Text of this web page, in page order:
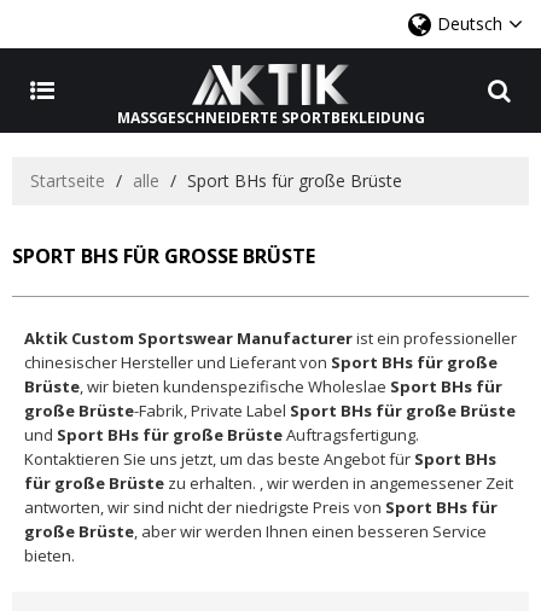
Deutsch
MASSGESCHNEIDERTE SPORTBEKLEIDUNG
Startseite / alle / Sport BHs für große Brüste
SPORT BHS FÜR GROSSE BRÜSTE
Aktik Custom Sportswear Manufacturerist ein professioneller
chinesischer Hersteller und Lieferant von Sport BHs für große
Brüste, wir bieten kundenspezifische Wholeslae Sport BHs für
große Brüste-Fabrik, Private Label Sport BHs für große Brüste
und Sport BHs für große BrüsteAuftragsfertigung.
Kontaktieren Sie uns jetzt, um das beste Angebot für Sport BHs
für große Brüste zu erhalten. , wir werden in angemessener Zeit
antworten, wir sind nicht der niedrigste Preis von Sport BHs für
große Brüste, aber wir werden Ihnen einen besseren Service
bieten.